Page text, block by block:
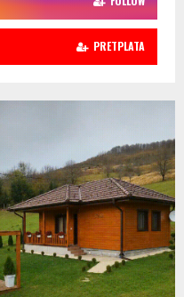
PRETPLATA